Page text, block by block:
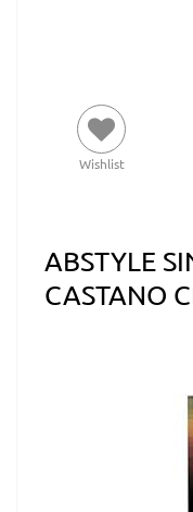
Wishlist
ABSTYLE
CASTANO